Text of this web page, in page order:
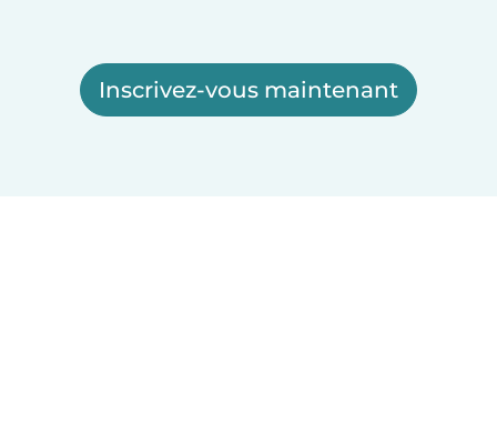
Inscrivez-vous maintenant